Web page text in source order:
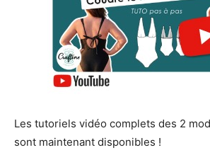
Les tutoriels vidéo complets des 2
sont maintenant disponibles !